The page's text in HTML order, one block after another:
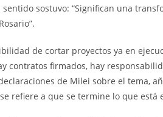
sentido sostuvo: “Significan una
de cortar proyectos ya en
contratos firmados, hay
de Milei sobre el tema,
refiere a que se termine lo que está